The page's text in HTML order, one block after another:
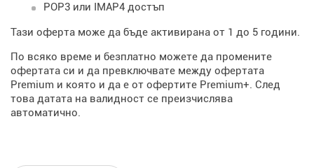
POP3 или IMAP4 достъп
Тази оферта може да бъде активирана от 1 до 5 години.
По всяко време и безплатно можете да промените
офертата си и да превключвате между офертата
Premium и която и да е от офертите Premium+. След
това датата на валидност се преизчислява
автоматично.